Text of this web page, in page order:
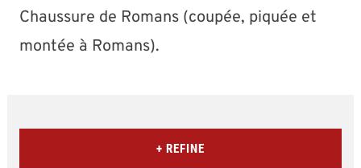
Chaussure de Romans (coupée, piquée et
montée à Romans).
+ REFINE